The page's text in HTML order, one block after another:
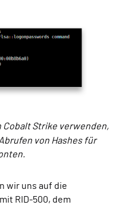
Cobalt Strike verwenden,
von Hashes für
wir uns auf die
RID-500, dem